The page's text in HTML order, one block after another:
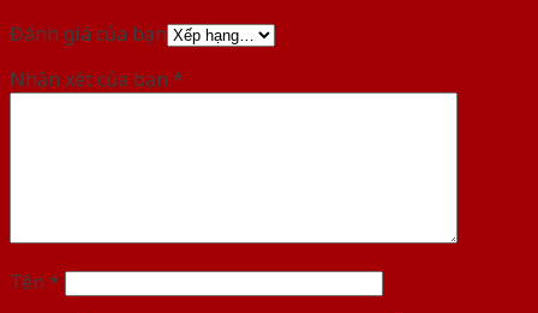
Đánh giá của bạn
Nhận xét của bạn *
Tên *